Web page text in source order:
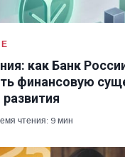
как Банк
финансовую
чтения: 9 мин